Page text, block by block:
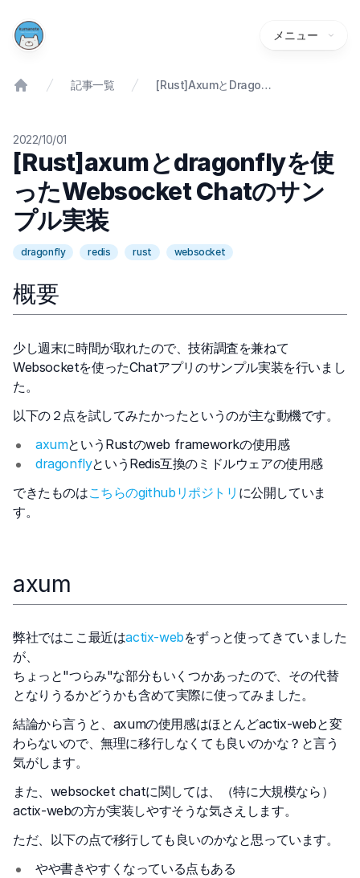
メニュー
記事一覧 [Rust]axumとdragonflyを使ったWebsocket Chatのサンプル実装
2022/10/01
[Rust]axumとdragonflyを使
ったWebsocket Chatのサン
プル実装
dragonfly redis rust websocket
概要
少し週末に時間が取れたので、技術調査を兼ねて
Websocketを使ったChatアプリのサンプル実装を行いまし
た。
以下の２点を試してみたかったというのが主な動機です。
axumというRustのweb frameworkの使用感
dragonflyというRedis互換のミドルウェアの使用感
できたものはこちらのgithubリポジトリ に公開していま
す。
axum
弊社ではここ最近はactix-webをずっと使ってきていました
が、
ちょっと"つらみ"な部分もいくつかあったので、その代替
となりうるかどうかも含めて実際に使ってみました。
結論から言うと、axumの使用感はほとんどactix-webと変
わらないので、無理に移行しなくても良いのかな？と言う
気がします。
また、websocket chatに関しては、（特に大規模なら）
actix-webの方が実装しやすそうな気さえします。
ただ、以下の点で移行しても良いのかなと思っています。
やや書きやすくなっている点もある